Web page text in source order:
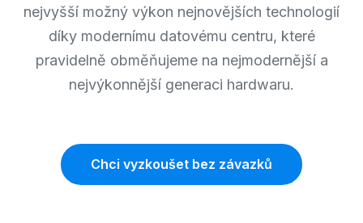
nejvyšší možný výkon nejnovějších technologií
díky modernímu datovému centru, které
pravidelně obměňujeme na nejmodernější a
nejvýkonnější generaci hardwaru.
Chci vyzkoušet bez závazků